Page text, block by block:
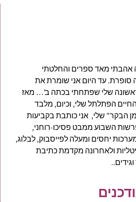
אהבתי מאד ספרים והחלטתי
סופרת. עד היום אני שומרת את
שלי שפתחתי בכתה ב'… מאז
הפתלתל שלי, וכיום, מלבד
הבקר" שלי, אני כותבת בקביעות
השבוע ממבט פסיכו-רוחני,
יחסים ומעלה לפייסבוק, לבלוג,
ולאחרונה מקדמת כתיבת